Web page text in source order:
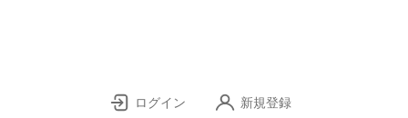
ログイン 新規登録